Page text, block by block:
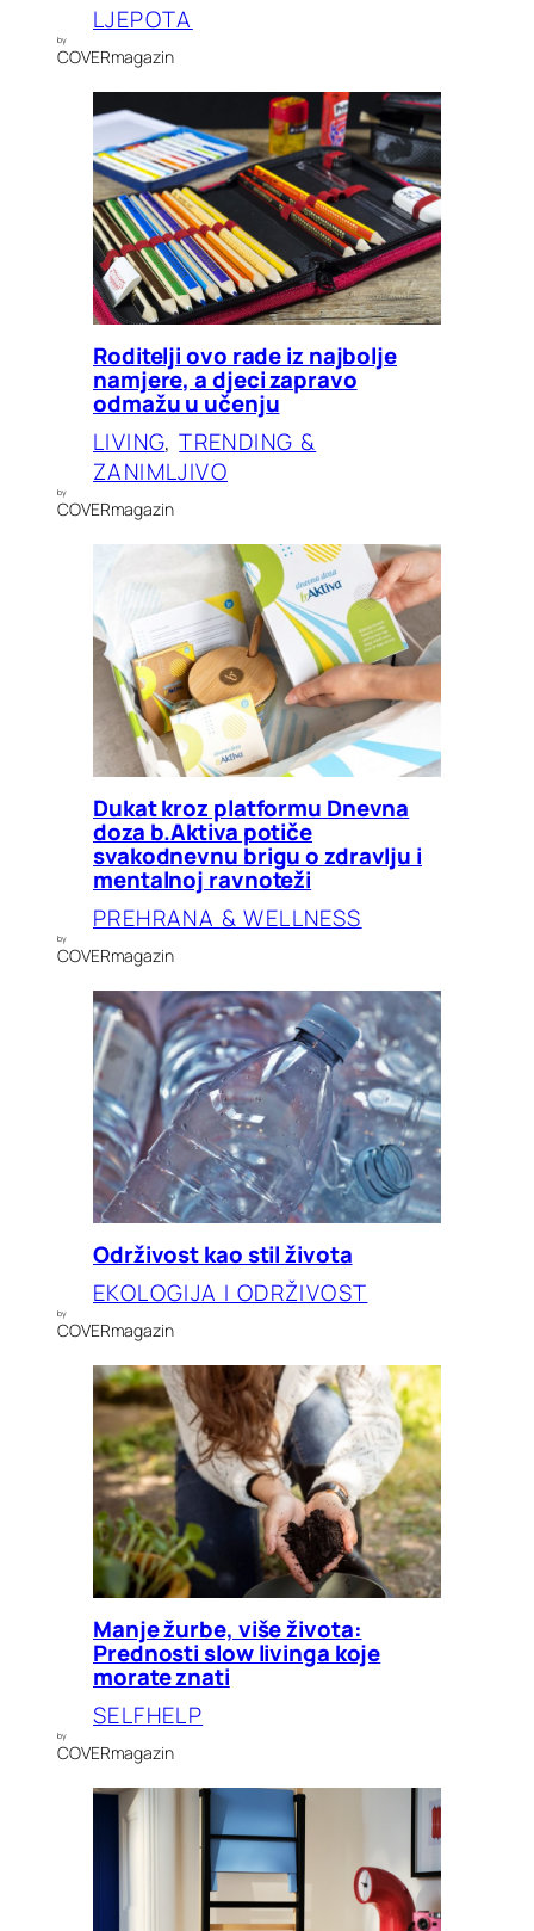
LJEPOTA
by
COVERmagazin
Roditelji ovo rade iz najbolje
namjere, a djeci zapravo
odmažu u učenju
LIVING, TRENDING &
ZANIMLJIVO
by
COVERmagazin
Dukat kroz platformu Dnevna
doza b.Aktiva potiče
svakodnevnu brigu o zdravlju i
mentalnoj ravnoteži
PREHRANA & WELLNESS
by
COVERmagazin
Održivost kao stil života
EKOLOGIJA I ODRŽIVOST
by
COVERmagazin
Manje žurbe, više života:
Prednosti slow livinga koje
morate znati
SELFHELP
by
COVERmagazin